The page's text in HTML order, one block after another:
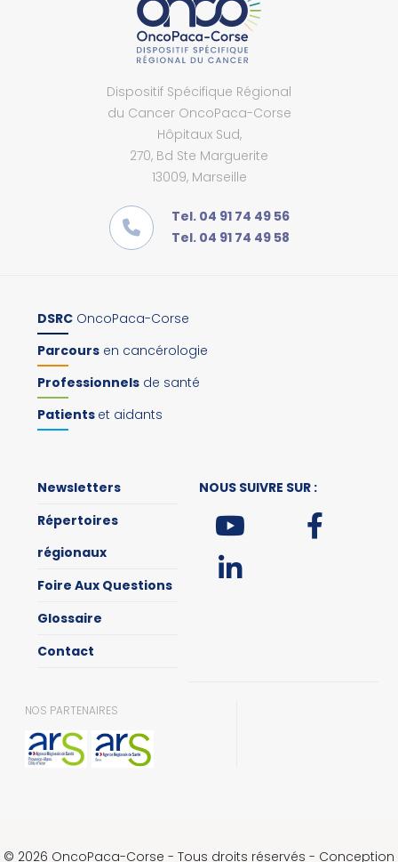
Dispositif Spécifique Régional
du Cancer OncoPaca-Corse
Hôpitaux Sud,
270, Bd Ste Marguerite
13009, Marseille
Tel. 04 91 74 49 56
Tel. 04 91 74 49 58
DSRC OncoPaca-Corse
Parcours en cancérologie
Professionnels de santé
Patients et aidants
Newsletters
Répertoires
régionaux
Foire Aux Questions
Glossaire
Contact
NOUS SUIVRE SUR :
NOS PARTENAIRES
© 2026 OncoPaca-Corse - Tous droits réservés - Conception